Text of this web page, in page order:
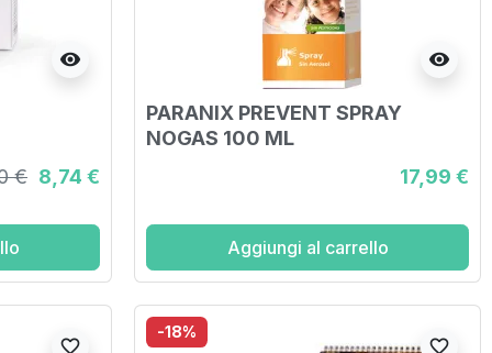
visibility
€ 8,74 €
visibility
PARANIX PREVENT SPRAY
NOGAS 100 ML
17,99 €
Aggiungi al carrello
favorite_border
-18%
favorite_border